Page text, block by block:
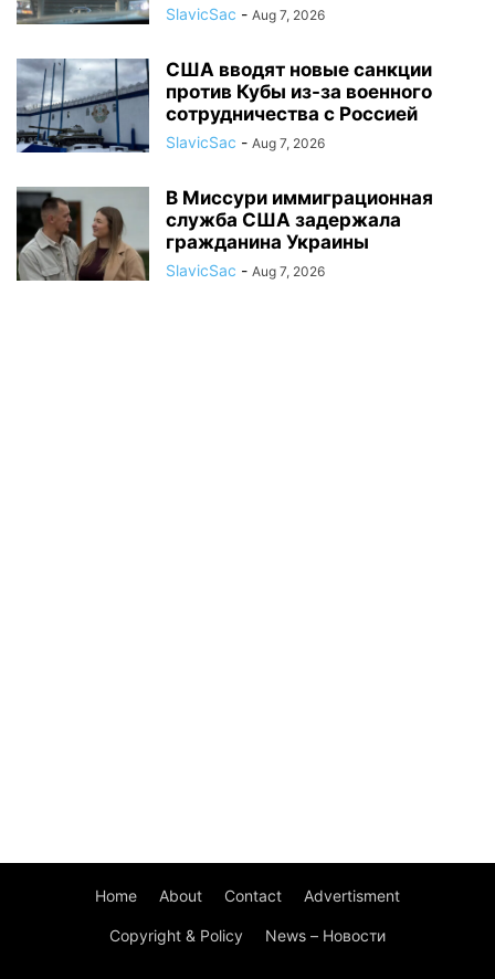
SlavicSac - Aug 7, 2026
США вводят новые санкции
против Кубы из-за военного
сотрудничества с Россией
SlavicSac - Aug 7, 2026
В Миссури иммиграционная
служба США задержала
гражданина Украины
SlavicSac - Aug 7, 2026
Home About Contact Advertisment
Copyright & Policy News – Новости